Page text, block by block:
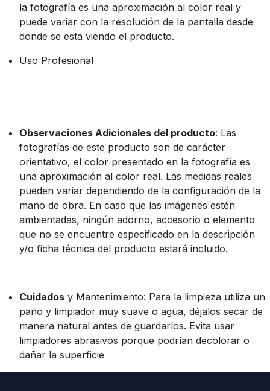
la fotografía es una aproximación al color real y
puede variar con la resolución de la pantalla desde
donde se esta viendo el producto.
Uso Profesional
Observaciones Adicionales del producto: Las
fotografías de este producto son de carácter
orientativo, el color presentado en la fotografía es
una aproximación al color real. Las medidas reales
pueden variar dependiendo de la configuración de la
mano de obra. En caso que las imágenes estén
ambientadas, ningún adorno, accesorio o elemento
que no se encuentre especificado en la descripción
y/o ficha técnica del producto estará incluido.
Cuidados y Mantenimiento: Para la limpieza utiliza un
paño y limpiador muy suave o agua, déjalos secar de
manera natural antes de guardarlos. Evita usar
limpiadores abrasivos porque podrían decolorar o
dañar la superficie